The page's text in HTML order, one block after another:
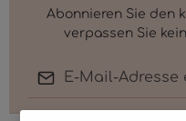
Abonnieren Sie den
verpassen Sie
Ich habe die